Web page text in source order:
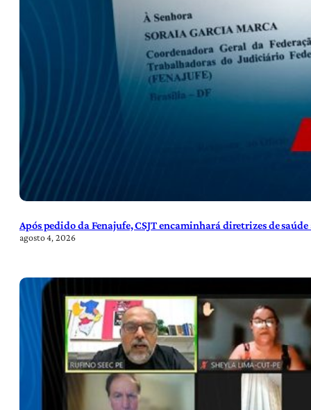
Após pedido da Fenajufe, CSJT encaminhará diretrizes de
agosto 4, 2026